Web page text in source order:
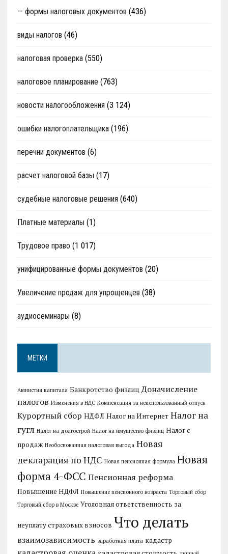
— формы налоговых документов (436)
виды налогов (46)
налоговая проверка(550)
налоговое планирование (763)
новости налогообложения (3 124)
ошибки налогоплательщика(196)
перечни документов (6)
расчет налоговой базы (17)
судебные налоговые решения (640)
Платные материалы (1)
Трудовое право (1 017)
унифицированные формы документов (20)
Увеличение продаж для упрощенцев (38)
аудиосеминары (8)
МЕТКИ
Амнистия капитала Банкротство физлиц Доначисление
налогов Изменения в НДС Компенсация за неиспользованный отпуск
Курортный сбор НДФЛ Налог на Интернет Налог на
гугл Налог на долгострой Налог на имущество физлиц Налог с
продаж Необоснованная налоговая выгода Новая
декларация по НДС Новая пенсионная формула Новая
форма 4-ФСС Пенсионная реформа
Повышение НДФЛ Повышение пенсионного возраста Торговый сбор
Торговый сбор в Москве Уголовная ответственность за
неуплату страховых взносов Что делать
взаимозависимость заработная плата кадастр